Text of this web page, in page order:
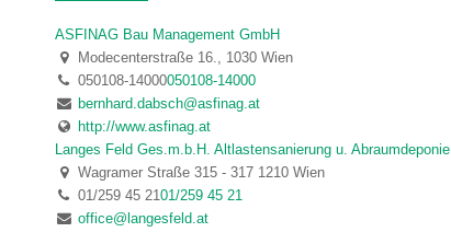
ASFINAG Bau Management GmbH
Modecenterstraße 16., 1030 Wien
050108-14000050108-14000
bernhard.dabsch@asfinag.at
http://www.asfinag.at
Langes Feld Ges.m.b.H. Altlastensanierung u. Abraumdeponie
Wagramer Straße 315 - 317 1210 Wien
01/259 45 2101/259 45 21
office@langesfeld.at